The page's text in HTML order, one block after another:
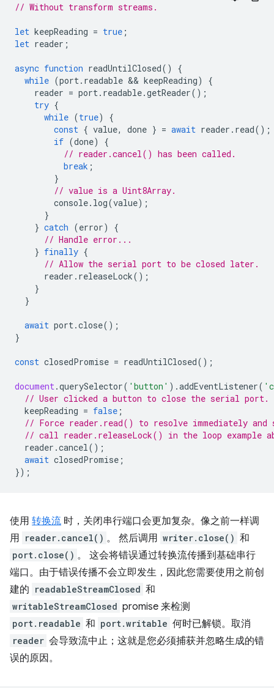
// Without transform streams.
let keepReading = true ;
let reader ;
async function readUntilClosed()
{
while (port. readable && keepReading)
{
reader = port. readable.getReader();
try {
while (true)
{
const { value, done } = await reader . read();
if (done)
{
// reader.cancel() has been called.
break ;
}
// value is a Uint8Array.
console. log(value);
}
} catch (error)
{
// Handle error...
} finally {
// Allow the serial port to be closed later.
reader . releaseLock();
}
}
await port.close();
}
const closedPromise = readUntilClosed();
document.querySelector( 'button' ).addEventListener(
// User clicked a button to close the serial port.
keepReading = false ;
// Force reader.read() to resolve immediately and
// call reader.releaseLock() in the loop example
reader .cancel();
await closedPromise ;
});
使用 转换流 时，关闭串行端口会更加复杂。像之前一样调
用 reader.cancel() 。 然后调用 writer.close() 和
port.close() 。 这会将错误通过转换流传播到基础串行
端口。由于错误传播不会立即发生，因此您需要使用之前创
建的 readableStreamClosed 和
writableStreamClosed promise 来检测
port.readable 和 port.writable 何时已解锁。取消
reader 会导致流中止；这就是您必须捕获并忽略生成的错
误的原因。